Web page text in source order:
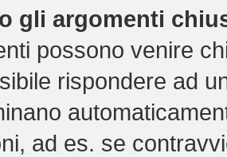
gli argomenti
possono venire
rispondere ad
ad es. se